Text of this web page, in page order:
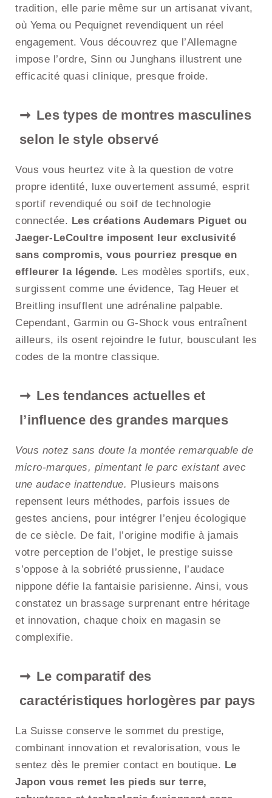
tradition, elle parie même sur un artisanat vivant,
où Yema ou Pequignet revendiquent un réel
engagement. Vous découvrez que l’Allemagne
impose l’ordre, Sinn ou Junghans illustrent une
efficacité quasi clinique, presque froide.
Les types de montres masculines
selon le style observé
Vous vous heurtez vite à la question de votre
propre identité, luxe ouvertement assumé, esprit
sportif revendiqué ou soif de technologie
connectée. Les créations Audemars Piguet ou
Jaeger-LeCoultre imposent leur exclusivité
sans compromis, vous pourriez presque en
effleurer la légende. Les modèles sportifs, eux,
surgissent comme une évidence, Tag Heuer et
Breitling insufflent une adrénaline palpable.
Cependant, Garmin ou G-Shock vous entraînent
ailleurs, ils osent rejoindre le futur, bousculant les
codes de la montre classique.
Les tendances actuelles et
l’influence des grandes marques
Vous notez sans doute la montée remarquable de
micro-marques, pimentant le parc existant avec
une audace inattendue. Plusieurs maisons
repensent leurs méthodes, parfois issues de
gestes anciens, pour intégrer l’enjeu écologique
de ce siècle. De fait, l’origine modifie à jamais
votre perception de l’objet, le prestige suisse
s’oppose à la sobriété prussienne, l’audace
nippone défie la fantaisie parisienne. Ainsi, vous
constatez un brassage surprenant entre héritage
et innovation, chaque choix en magasin se
complexifie.
Le comparatif des
caractéristiques horlogères par pays
La Suisse conserve le sommet du prestige,
combinant innovation et revalorisation, vous le
sentez dès le premier contact en boutique. Le
Japon vous remet les pieds sur terre,